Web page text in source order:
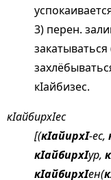
3) перен.
кIайбизес.
кIайбирхIес
[(кIайирхI-ес,
кIайбирхIур,
кIайбирхIен(